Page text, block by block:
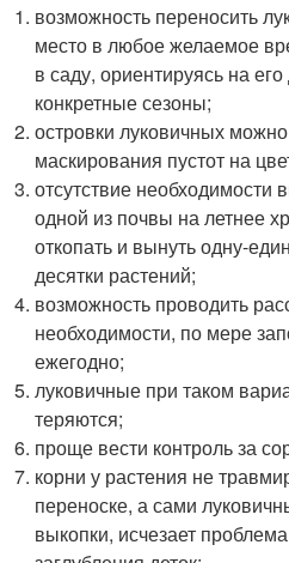
возможность переносить
место в любое желаемое
в саду, ориентируясь на
конкретные сезоны;
островки луковичных
маскирования пустот на
отсутствие необходимости
одной из почвы на летнее
откопать и вынуть одну-
десятки растений;
возможность проводить
необходимости, по мере
ежегодно;
луковичные при таком
теряются;
проще вести контроль за
корни у растения не
переноске, а сами
выкопки, исчезает